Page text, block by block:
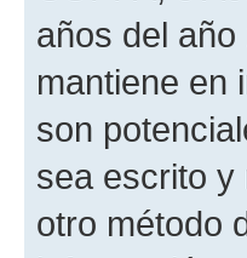
años del
mantiene en
son
sea escrito y
otro método